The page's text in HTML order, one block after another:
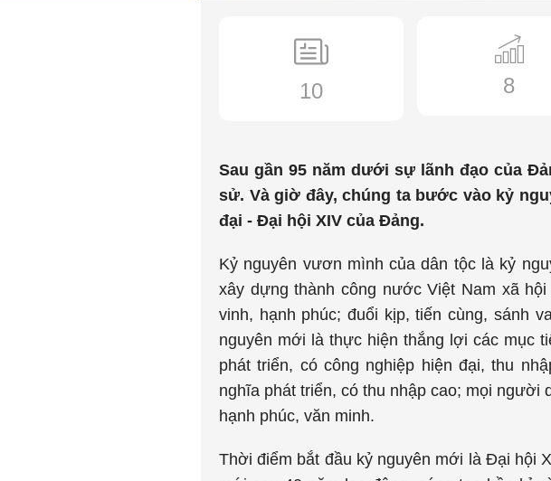
10 8
Sau gần 95 năm dưới sự lãnh đạo của
sử. Và giờ đây, chúng ta bước vào kỷ
đại - Đại hội XIV của Đảng.
Kỷ nguyên vươn mình của dân tộc là kỷ
xây dựng thành công nước Việt Nam xã
vinh, hạnh phúc; đuổi kịp, tiến cùng, sánh
nguyên mới là thực hiện thắng lợi các mục
phát triển, có công nghiệp hiện đại, thu
nghĩa phát triển, có thu nhập cao; mọi người
hạnh phúc, văn minh.
Thời điểm bắt đầu kỷ nguyên mới là Đại hội